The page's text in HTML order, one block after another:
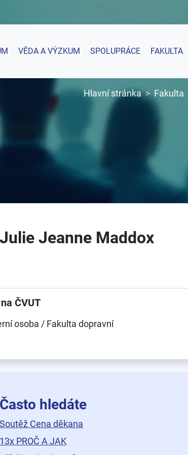
VĚDA A VÝZKUM SPOLUPRÁCE FAKULTA
Hlavní stránka Fakulta
Jeanne Maddox
ČVUT
osoba / Fakulta dopravní
Často hledáte
Soutěž Cena děkana
13x PROČ A JAK